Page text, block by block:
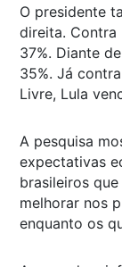
O presidente
direita. Contra
37%. Diante
35%. Já
Livre, Lula
A pesquisa
expectativas
brasileiros
melhorar nos
enquanto os